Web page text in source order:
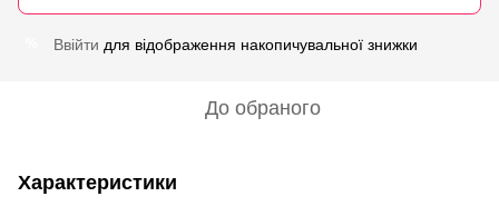
Ввійти для відображення накопичувальної знижки
До обраного
Характеристики